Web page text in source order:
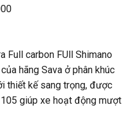
Full carbon FUll Shimano
hãng Sava ở phân khúc
thiết kế sang trọng, được
giúp xe hoạt động mượt